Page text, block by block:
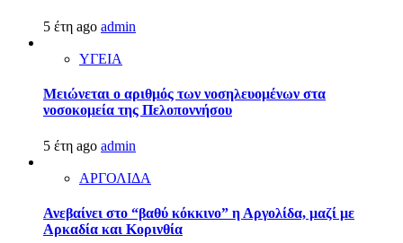
5 έτη ago admin
ΥΓΕΙΑ
Μειώνεται ο αριθμός των νοσηλευομένων στα
νοσοκομεία της Πελοποννήσου
5 έτη ago admin
ΑΡΓΟΛΙΔΑ
Ανεβαίνει στο “βαθύ κόκκινο” η Αργολίδα, μαζί με
Αρκαδία και Κορινθία